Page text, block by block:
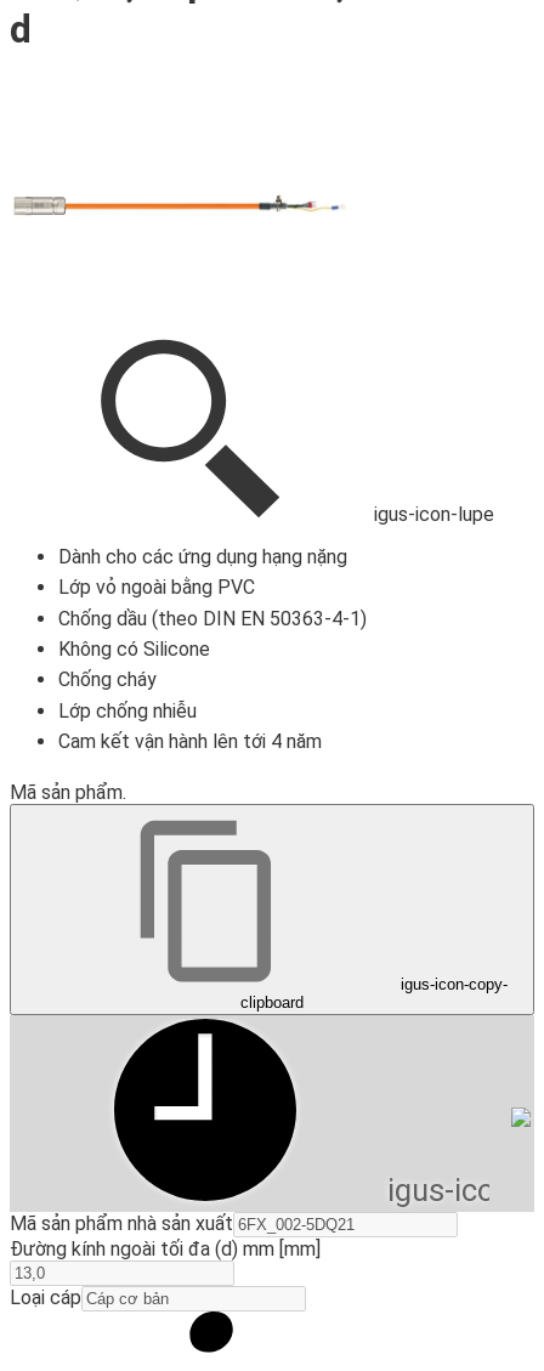
d
igus-icon-lupe
Dành cho các ứng dụng hạng nặng
Lớp vỏ ngoài bằng PVC
Chống dầu (theo DIN EN 50363-4-1)
Không có Silicone
Chống cháy
Lớp chống nhiễu
Cam kết vận hành lên tới 4 năm
Mã sản phẩm.
igus-icon-copy-
clipboard
igus-icon-
Mã sản phẩm nhà sản xuất
Đường kính ngoài tối đa (d) mm [mm]
Loại cáp